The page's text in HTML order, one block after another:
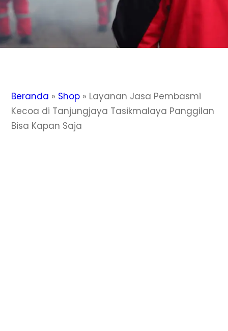
Beranda » Shop » Layanan Jasa Pembasmi
Kecoa di Tanjungjaya Tasikmalaya Panggilan
Bisa Kapan Saja